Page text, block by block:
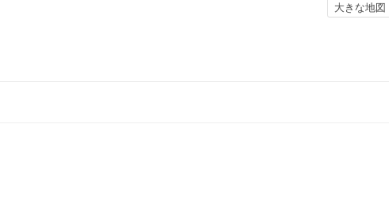
大きな地図